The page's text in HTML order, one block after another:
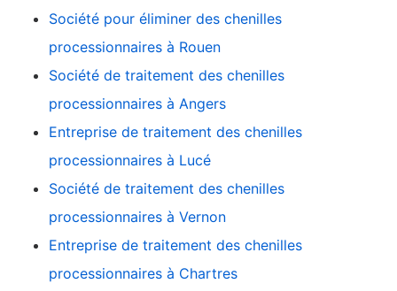
Société pour éliminer des chenilles
processionnaires à Rouen
Société de traitement des chenilles
processionnaires à Angers
Entreprise de traitement des chenilles
processionnaires à Lucé
Société de traitement des chenilles
processionnaires à Vernon
Entreprise de traitement des chenilles
processionnaires à Chartres